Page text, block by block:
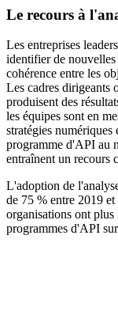
Le recours à
Les entreprises
identifier de nouvelles
cohérence entre les
Les cadres dirigeants
produisent des
les équipes sont en
stratégies
programme d'API au
entraînent un recours
L'adoption de
de 75 % entre 2019
organisations ont
programmes d'API